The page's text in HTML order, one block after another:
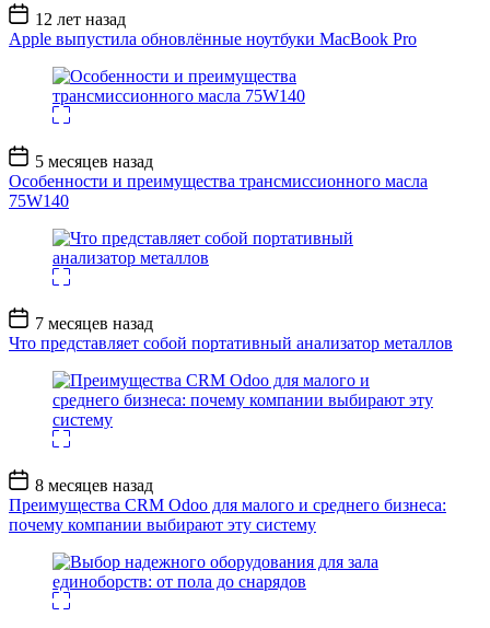
Дата
записи
12 лет назад
Apple выпустила обновлённые ноутбуки MacBook Pro
Дата
записи
5 месяцев назад
Особенности и преимущества трансмиссионного масла
75W140
Дата
записи
7 месяцев назад
Что представляет собой портативный анализатор металлов
Дата
записи
8 месяцев назад
Преимущества CRM Odoo для малого и среднего бизнеса:
почему компании выбирают эту систему